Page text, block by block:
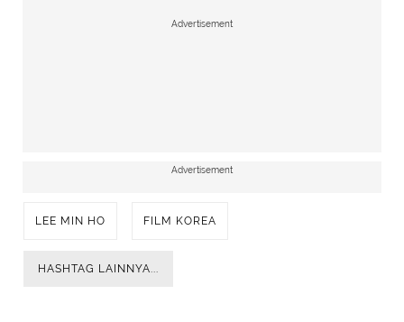
Advertisement
Advertisement
LEE MIN HO FILM KOREA
HASHTAG LAINNYA...